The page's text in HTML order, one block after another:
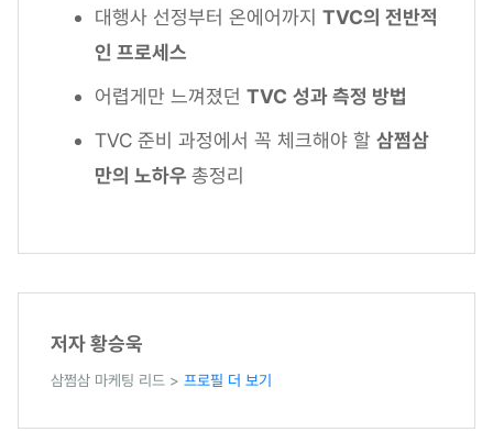
대행사 선정부터 온에어까지 TVC의 전반적
인 프로세스
어렵게만 느껴졌던 TVC 성과 측정 방법
TVC 준비 과정에서 꼭 체크해야 할 삼쩜삼
만의 노하우 총정리
저자 황승욱
삼쩜삼 마케팅 리드 > 프로필 더 보기